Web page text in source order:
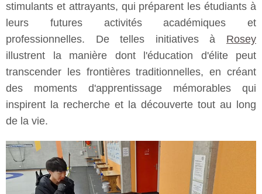
stimulants et attrayants, qui préparent les étudiants à
leurs futures activités académiques et
professionnelles. De telles initiatives à Rosey
illustrent la manière dont l'éducation d'élite peut
transcender les frontières traditionnelles, en créant
des moments d'apprentissage mémorables qui
inspirent la recherche et la découverte tout au long
de la vie.